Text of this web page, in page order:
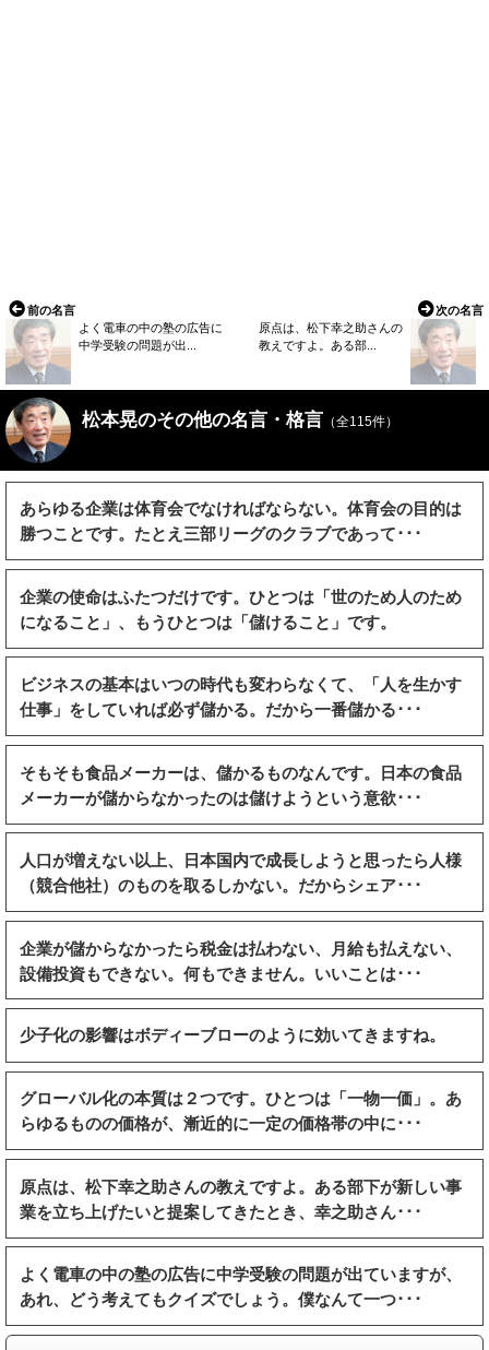
前の名言
よく電車の中の塾の広告に
中学受験の問題が出...
次の名言
原点は、松下幸之助さんの
教えですよ。ある部...
松本晃のその他の名言・格言 （全115件）
あらゆる企業は体育会でなければならない。体育会の目的は
勝つことです。たとえ三部リーグのクラブであって･･･
企業の使命はふたつだけです。ひとつは「世のため人のため
になること」、もうひとつは「儲けること」です。
ビジネスの基本はいつの時代も変わらなくて、「人を生かす
仕事」をしていれば必ず儲かる。だから一番儲かる･･･
そもそも食品メーカーは、儲かるものなんです。日本の食品
メーカーが儲からなかったのは儲けようという意欲･･･
人口が増えない以上、日本国内で成長しようと思ったら人様
（競合他社）のものを取るしかない。だからシェア･･･
企業が儲からなかったら税金は払わない、月給も払えない、
設備投資もできない。何もできません。いいことは･･･
少子化の影響はボディーブローのように効いてきますね。
グローバル化の本質は２つです。ひとつは「一物一価」。あ
らゆるものの価格が、漸近的に一定の価格帯の中に･･･
原点は、松下幸之助さんの教えですよ。ある部下が新しい事
業を立ち上げたいと提案してきたとき、幸之助さん･･･
よく電車の中の塾の広告に中学受験の問題が出ていますが、
あれ、どう考えてもクイズでしょう。僕なんて一つ･･･